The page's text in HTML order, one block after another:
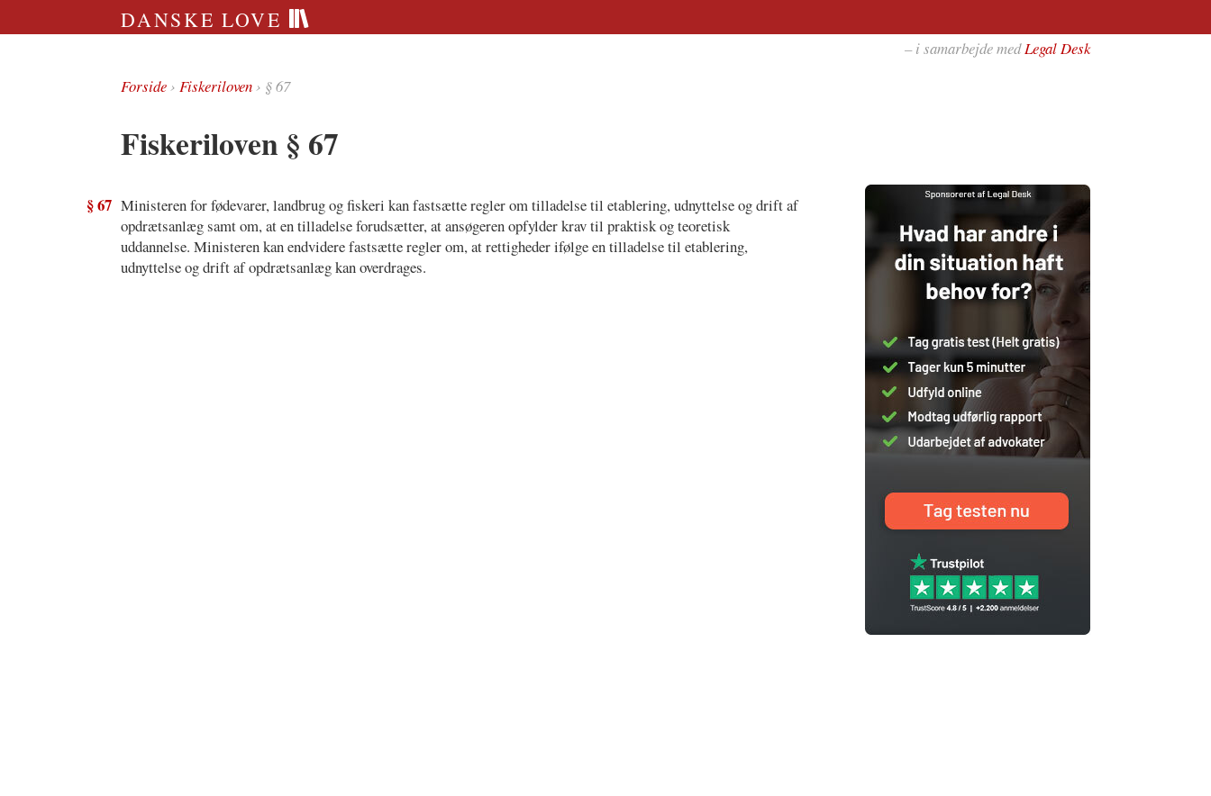
DANSKE LOVE
– i samarbejde medLegal Desk
Forside›Fiskeriloven› § 67
Fiskeriloven § 67
§ 67 Ministeren for fødevarer, landbrug og fiskeri kan fastsætte regler om tilladelse til etablering, udnyttelse og drift af
opdrætsanlæg samt om, at en tilladelse forudsætter, at ansøgeren opfylder krav til praktisk og teoretisk
uddannelse. Ministeren kan endvidere fastsætte regler om, at rettigheder ifølge en tilladelse til etablering,
udnyttelse og drift af opdrætsanlæg kan overdrages.